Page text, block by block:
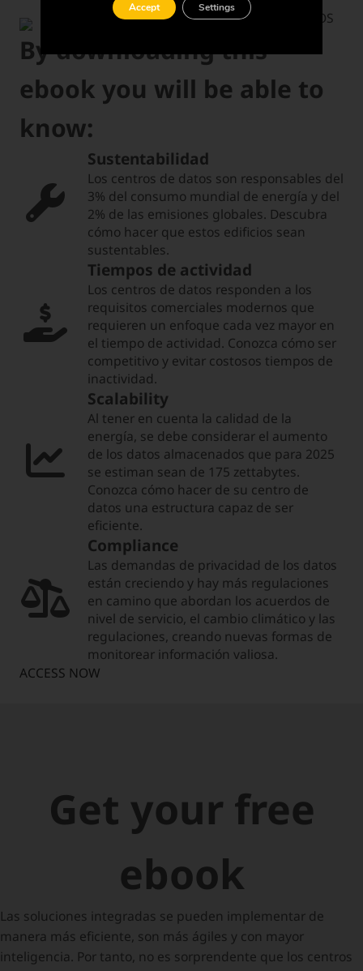
By downloading this
ebook you will be able to
know:
Sustentabilidad
Los centros de datos son responsables del
3% del consumo mundial de energía y del
2% de las emisiones globales. Descubra
cómo hacer que estos edificios sean
sustentables.
Tiempos de actividad
Los centros de datos responden a los
requisitos comerciales modernos que
requieren un enfoque cada vez mayor en
el tiempo de actividad. Conozca cómo ser
competitivo y evitar costosos tiempos de
inactividad.
Scalability
Al tener en cuenta la calidad de la
energía, se debe considerar el aumento
de los datos almacenados que para 2025
se estiman sean de 175 zettabytes.
Conozca cómo hacer de su centro de
datos una estructura capaz de ser
eficiente.
Compliance
Las demandas de privacidad de los datos
están creciendo y hay más regulaciones
en camino que abordan los acuerdos de
nivel de servicio, el cambio climático y las
regulaciones, creando nuevas formas de
monitorear información valiosa.
ACCESS NOW
Get your free
ebook
Las soluciones integradas se pueden implementar de
manera más eficiente, son más ágiles y con mayor
inteligencia. Por tanto, no es sorprendente que los centros
Accept Settings